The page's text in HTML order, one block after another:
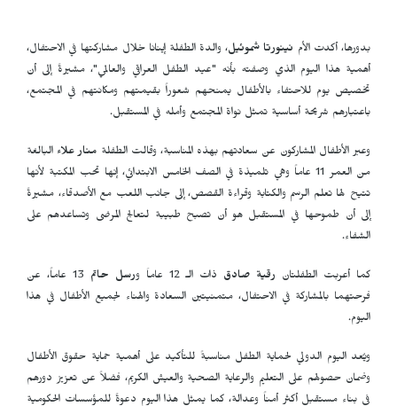
بدورها، أكدت الأم نينورتا شموئيل، والدة الطفلة إينانا خلال مشاركتها في الاحتفال،
أهمية هذا اليوم الذي وصفته بأنه "عيد الطفل العراقي والعالمي"، مشيرةً إلى أن
تخصيص يوم للاحتفاء بالأطفال يمنحهم شعوراً بقيمتهم ومكانتهم في المجتمع،
باعتبارهم شريحة أساسية تمثل نواة المجتمع وأمله في المستقبل.
وعبر الأطفال المشاركون عن سعادتهم بهذه المناسبة، وقالت الطفلة منار علاء البالغة
من العمر 11 عاماً وهي تلميذة في الصف الخامس الابتدائي، إنها تحب المكتبة لأنها
تتيح لها تعلم الرسم والكتابة وقراءة القصص، إلى جانب اللعب مع الأصدقاء، مشيرةً
إلى أن طموحها في المستقبل هو أن تصبح طبيبة لتعالج المرضى وتساعدهم على
الشفاء.
كما أعربت الطفلتان رقية صادق ذات الـ 12 عاماَ و رسل حاتم
13 عاماً، عن
فرحتهما بالمشاركة في الاحتفال، متمنيتين السعادة والهناء لجميع الأطفال في هذا
اليوم.
ويُعد اليوم الدولي لحماية الطفل مناسبةً للتأكيد على أهمية حماية حقوق الأطفال
وضمان حصولهم على التعليم والرعاية الصحية والعيش الكريم، فضلاً عن تعزيز دورهم
في بناء مستقبل أكثر أمناً وعدالة، كما يمثل هذا اليوم دعوةً للمؤسسات الحكومية